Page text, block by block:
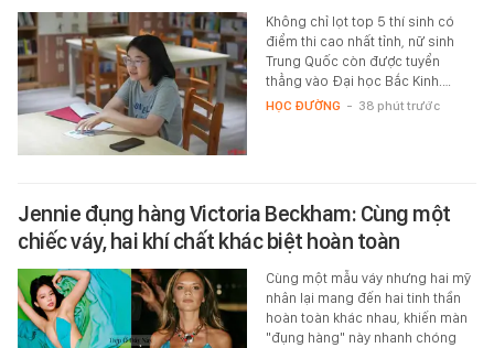
Không chỉ lọt top 5 thí sinh có
điểm thi cao nhất tỉnh, nữ sinh
Trung Quốc còn được tuyển
thẳng vào Đại học Bắc Kinh.…
HỌC ĐƯỜNG - 38 phút trước
Jennie đụng hàng Victoria Beckham: Cùng một
chiếc váy, hai khí chất khác biệt hoàn toàn
Cùng một mẫu váy nhưng hai mỹ
nhân lại mang đến hai tinh thần
hoàn toàn khác nhau, khiến màn
"đụng hàng" này nhanh chóng